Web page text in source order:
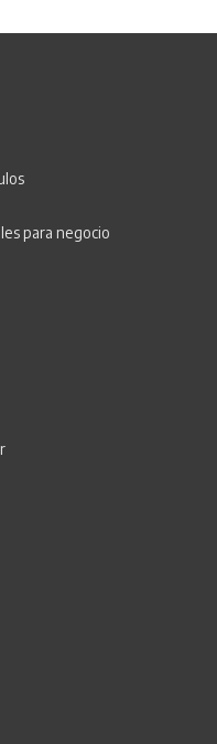
para negocio